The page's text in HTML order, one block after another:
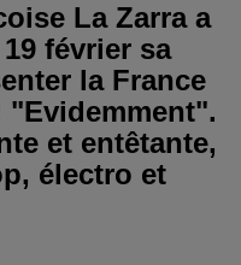
La Zarra a
février sa
la France
"Evidemment".
et entêtante,
électro et